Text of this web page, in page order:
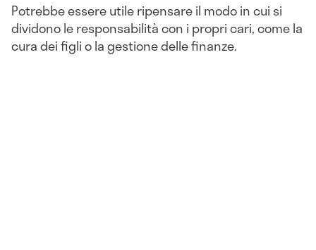
Potrebbe essere utile ripensare il modo in cui si
dividono le responsabilità con i propri cari, come la
cura dei figli o la gestione delle finanze.